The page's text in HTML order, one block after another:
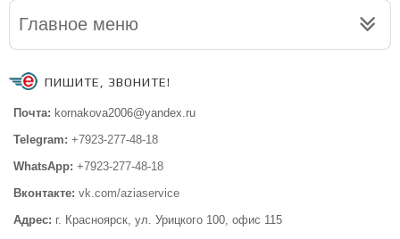
Главное меню
ПИШИТЕ, ЗВОНИТЕ!
Почта: kornakova2006@yandex.ru
Telegram: +7923-277-48-18
WhatsApp: +7923-277-48-18
Вконтакте: vk.com/aziaservice
Адрес: г. Красноярск, ул. Урицкого 100, офис 115